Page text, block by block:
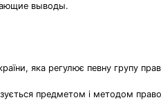
выводы.
яка регулює певну групу
предметом і методом